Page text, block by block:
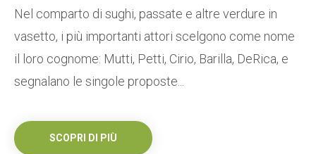
Nel comparto di sughi, passate e altre verdure in
vasetto, i più importanti attori scelgono come nome
il loro cognome: Mutti, Petti, Cirio, Barilla, DeRica, e
segnalano le singole proposte...
SCOPRI DI PIÙ